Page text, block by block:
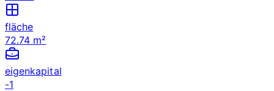
fläche
72.74 m²
eigenkapital
-1